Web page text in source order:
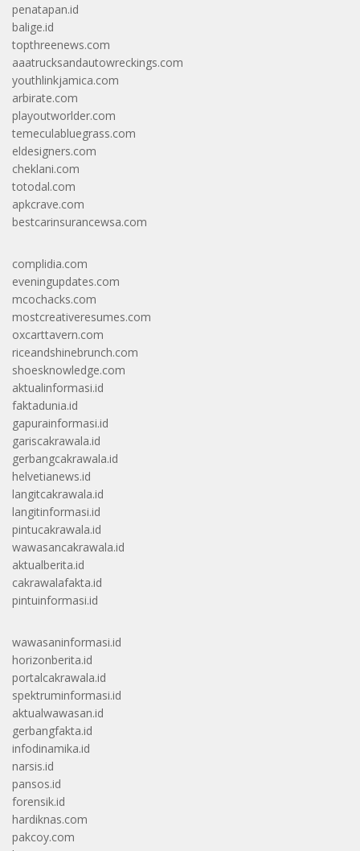
penatapan.id
balige.id
topthreenews.com
aaatrucksandautowreckings.com
youthlinkjamica.com
arbirate.com
playoutworlder.com
temeculabluegrass.com
eldesigners.com
cheklani.com
totodal.com
apkcrave.com
bestcarinsurancewsa.com
complidia.com
eveningupdates.com
mcochacks.com
mostcreativeresumes.com
oxcarttavern.com
riceandshinebrunch.com
shoesknowledge.com
aktualinformasi.id
faktadunia.id
gapurainformasi.id
gariscakrawala.id
gerbangcakrawala.id
helvetianews.id
langitcakrawala.id
langitinformasi.id
pintucakrawala.id
wawasancakrawala.id
aktualberita.id
cakrawalafakta.id
pintuinformasi.id
wawasaninformasi.id
horizonberita.id
portalcakrawala.id
spektruminformasi.id
aktualwawasan.id
gerbangfakta.id
infodinamika.id
narsis.id
pansos.id
forensik.id
hardiknas.com
pakcoy.com